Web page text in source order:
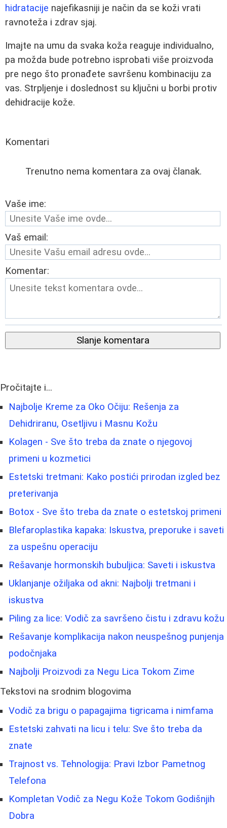
hidratacije najefikasniji je način da se koži vrati
ravnoteža i zdrav sjaj.
Imajte na umu da svaka koža reaguje individualno,
pa možda bude potrebno isprobati više proizvoda
pre nego što pronađete savršenu kombinaciju za
vas. Strpljenje i doslednost su ključni u borbi protiv
dehidracije kože.
Komentari
Trenutno nema komentara za ovaj članak.
Vaše ime:
Vaš email:
Komentar:
Slanje komentara
Pročitajte i...
Najbolje Kreme za Oko Očiju: Rešenja za
Dehidriranu, Osetljivu i Masnu Kožu
Kolagen - Sve što treba da znate o njegovoj
primeni u kozmetici
Estetski tretmani: Kako postići prirodan izgled bez
preterivanja
Botox - Sve što treba da znate o estetskoj primeni
Blefaroplastika kapaka: Iskustva, preporuke i saveti
za uspešnu operaciju
Rešavanje hormonskih bubuljica: Saveti i iskustva
Uklanjanje ožiljaka od akni: Najbolji tretmani i
iskustva
Piling za lice: Vodič za savršeno čistu i zdravu kožu
Rešavanje komplikacija nakon neuspešnog punjenja
podočnjaka
Najbolji Proizvodi za Negu Lica Tokom Zime
Tekstovi na srodnim blogovima
Vodič za brigu o papagajima tigricama i nimfama
Estetski zahvati na licu i telu: Sve što treba da
znate
Trajnost vs. Tehnologija: Pravi Izbor Pametnog
Telefona
Kompletan Vodič za Negu Kože Tokom Godišnjih
Dobra